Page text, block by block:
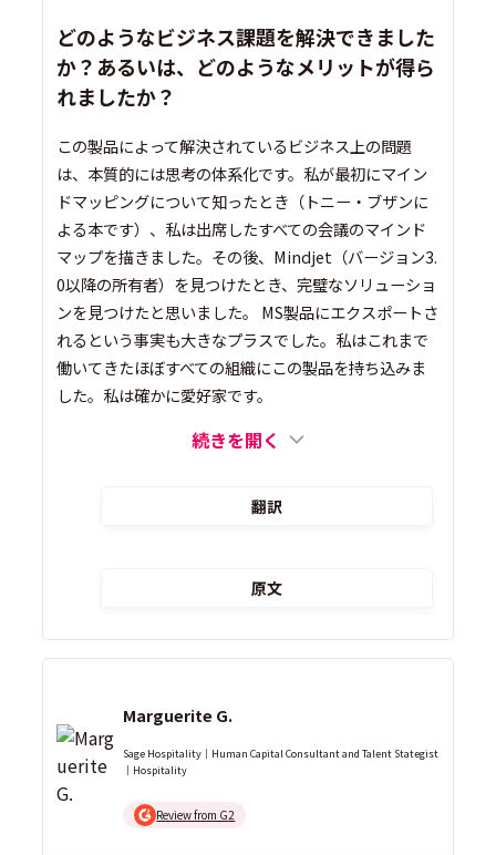
どのようなビジネス課題を解決できました
か？あるいは、どのようなメリットが得ら
れましたか？
この製品によって解決されているビジネス上の問題
は、本質的には思考の体系化です。私が最初にマイン
ドマッピングについて知ったとき（トニー・ブザンに
よる本です）、私は出席したすべての会議のマインド
マップを描きました。その後、Mindjet（バージョン3.
0以降の所有者）を見つけたとき、完璧なソリューショ
ンを見つけたと思いました。 MS製品にエクスポートさ
れるという事実も大きなプラスでした。私はこれまで
働いてきたほぼすべての組織にこの製品を持ち込みま
した。私は確かに愛好家です。
続きを開く
翻訳
原文
Marguerite G.
Sage Hospitality｜Human Capital Consultant and Talent Stategist
｜Hospitality
Review from G2